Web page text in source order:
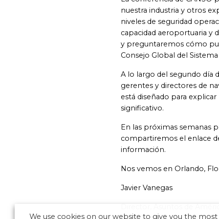
nuestra industria y otros
niveles de seguridad
capacidad aeroportuaria y
y preguntaremos cómo
Consejo Global del
A lo largo del segundo día
gerentes y directores de
está diseñado para
significativo.
En las próximas semanas
compartiremos el enlace
información.
Nos vemos en Orlando,
Javier Vanegas
We use cookies on our website to give you the most